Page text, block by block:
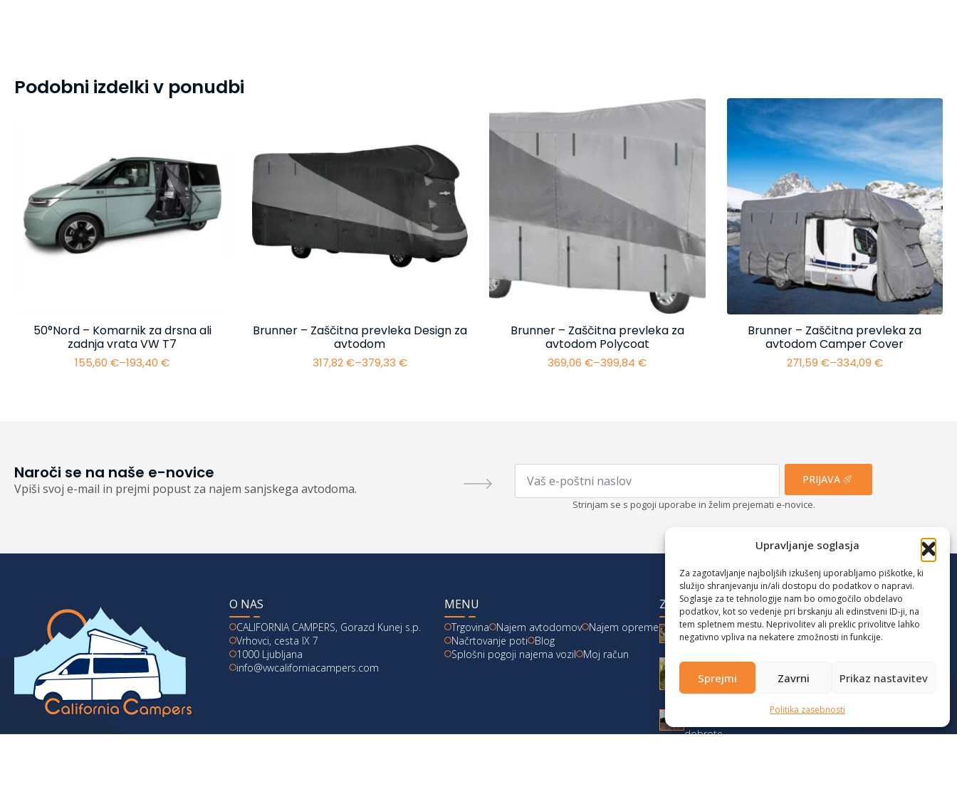
Upravljanje soglasja
Za zagotavljanje najboljših izkušenj uporabljamo piškotke, ki
služijo shranjevanju in/ali dostopu do podatkov o napravi.
Soglasje za te tehnologije nam bo omogočilo obdelavo
podatkov, kot so vedenje pri brskanju ali edinstveni ID-ji, na
tem spletnem mestu. Neprivolitev ali preklic privolitve lahko
negativno vpliva na nekatere zmožnosti in funkcije.
Sprejmi Zavrni Prikaz nastavitev
Politika zasebnosti
Podobni izdelki v ponudbi
50°Nord – Komarnik za drsna ali
zadnja vrata VW T7
155,60€–193,40€
Cenovni
Brunner – Zaščitna prevleka Design za
avtodom
317,82€–379,33 €
Cenovni
Brunner – Zaščitna prevleka za
avtodom Polycoat
369,06€–399,84€
Cenovni
Brunner – Zaščitna prevleka za
avtodom Camper Cover
271,59 €–334,09 €
Cenovni
Naroči se na naše e-novice
Vpiši svoj e-mail in prejmi popust za najem sanjskega avtodoma.
Email
PRIJAVA
Strinjam se s pogoji uporabe in želim prejemati e-novice.
O NAS
CALIFORNIA CAMPERS, Gorazd Kunej s.p.
Vrhovci, cesta IX 7
1000 Ljubljana
info@vwcaliforniacampers.com
MENU
Trgovina Najem avtodomov Najem opreme
Načrtovanje poti
Blog
Splošni pogoji najema vozil
Moj račun
ZADNJE OBJAVE
Družinski vikend med Karavankami:
Zelenica, Triangel in Stari Ljubelj
Podaljšan vikend na Gorenjskem z otroki:
camper, pohodi in narava
Jesenski vikend na Dolenjskem 2025 –
dobrote